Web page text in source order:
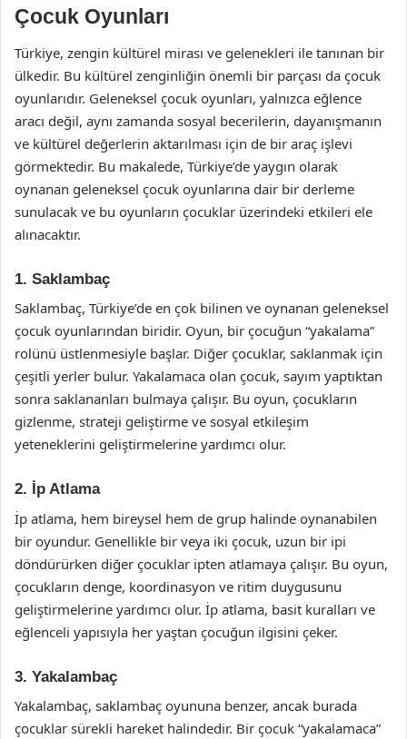
Çocuk Oyunları
Türkiye, zengin kültürel mirası ve gelenekleri ile tanınan bir
ülkedir. Bu kültürel zenginliğin önemli bir parçası da çocuk
oyunlarıdır. Geleneksel çocuk oyunları, yalnızca eğlence
aracı değil, aynı zamanda sosyal becerilerin, dayanışmanın
ve kültürel değerlerin aktarılması için de bir araç işlevi
görmektedir. Bu makalede, Türkiye’de yaygın olarak
oynanan geleneksel çocuk oyunlarına dair bir derleme
sunulacak ve bu oyunların çocuklar üzerindeki etkileri ele
alınacaktır.
1. Saklambaç
Saklambaç, Türkiye’de en çok bilinen ve oynanan geleneksel
çocuk oyunlarından biridir. Oyun, bir çocuğun “yakalama”
rolünü üstlenmesiyle başlar. Diğer çocuklar, saklanmak için
çeşitli yerler bulur. Yakalamaca olan çocuk, sayım yaptıktan
sonra saklananları bulmaya çalışır. Bu oyun, çocukların
gizlenme, strateji geliştirme ve sosyal etkileşim
yeteneklerini geliştirmelerine yardımcı olur.
2. İp Atlama
İp atlama, hem bireysel hem de grup halinde oynanabilen
bir oyundur. Genellikle bir veya iki çocuk, uzun bir ipi
döndürürken diğer çocuklar ipten atlamaya çalışır. Bu oyun,
çocukların denge, koordinasyon ve ritim duygusunu
geliştirmelerine yardımcı olur. İp atlama, basit kuralları ve
eğlenceli yapısıyla her yaştan çocuğun ilgisini çeker.
3. Yakalambaç
Yakalambaç, saklambaç oyununa benzer, ancak burada
çocuklar sürekli hareket halindedir. Bir çocuk “yakalamaca”